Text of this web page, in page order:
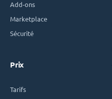
Add-ons
Marketplace
Sécurité
Prix
Tarifs